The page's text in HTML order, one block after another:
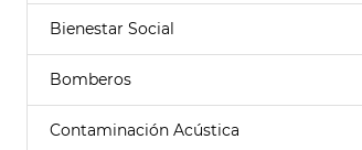
Bienestar Social
Bomberos
Contaminación Acústica